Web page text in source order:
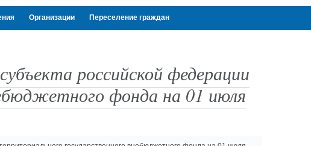
Организации Переселение граждан
российской федерации
фонда на 01 июля